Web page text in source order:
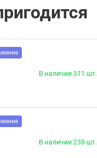
В наличии 311 шт.
В наличии 239 шт.